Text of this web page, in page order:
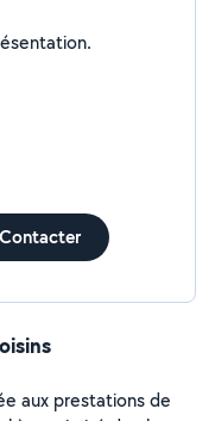
encore renseigné ma présentation.
Contacter
aux prestations de